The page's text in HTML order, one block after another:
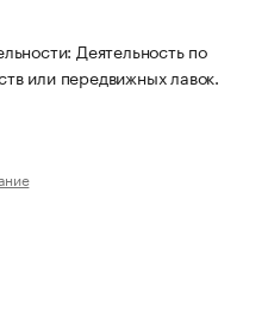
Деятельность по
или передвижных лавок.